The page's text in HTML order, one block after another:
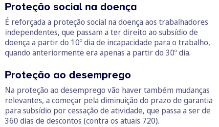
Proteção social na doença
É reforçada a proteção social na doença aos trabalhadores
independentes, que passam a ter direito ao subsídio de
doença a partir do 10º dia de incapacidade para o trabalho,
quando anteriormente era apenas a partir do 30º dia.
Proteção ao desemprego
Na proteção ao desemprego vão haver também mudanças
relevantes, a começar pela diminuição do prazo de garantia
para subsídio por cessação de atividade, que passa a ser de
360 dias de descontos (contra os atuais 720).